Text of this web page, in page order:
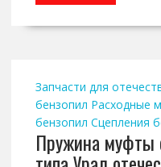
Запчасти для
бензопил Расходные
бензопил Сцепления
Пружина муфты